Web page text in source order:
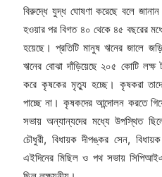
বিরুদ্ধে যুদ্ধ ঘোষণা করেছে বলে
হওয়ার পর বিগত ৪০ থেকে ৪৫ বছরের
হয়েছে। প্রতিটি মানুষ ঋনের জালে
ঋনের বোঝা দাঁড়িয়েছে ২০৫ কোটি
করে কৃষকের মৃত্যু হচ্ছে। কৃষকরা
পাচ্ছে না। কৃষকদের আন্দোলন করতে
সভায় অন্যান্যদের মধ্যে উপস্থিত
চৌধুরী, বিধায়ক দীপঙ্কর সেন,
এইদিনের মিছিল ও পথ সভায়